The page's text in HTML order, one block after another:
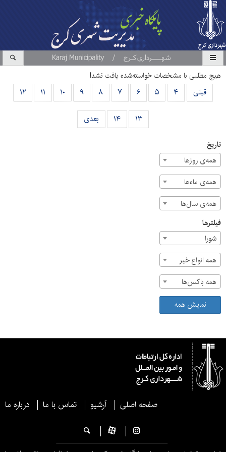
هیچ مطلبی با مشخصات خواسته‌شده یافت نشد!
قبلی
۴ ۵ ۶ ۷ ۸ ۹ ۱۰ ۱۱ ۱۲
۱۳ ۱۴ بعدی
تاریخ
همه‌ی روزها
همه‌ی ماه‌ها
همه‌ی سال‌ها
فیلترها
شورا
همه انواع خبر
همه باکس‌ها
نمایش همه
صفحه اصلی آرشیو تماس با ما درباره ما